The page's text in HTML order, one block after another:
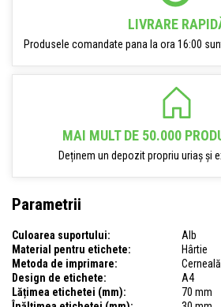
LIVRARE
Produsele comandate pana la ora 16:00
MAI MULT DE 50.000
Deținem un depozit propriu uriaș și
Parametrii
Culoarea suportului:
Alb
Material pentru etichete:
Hârtie
Metoda de imprimare:
Design de etichete:
A4
Lățimea etichetei (mm):
70 mm